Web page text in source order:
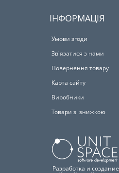
ІНФОРМАЦІЯ
Умови згоди
Зв'язатися з нами
Повернення товару
Карта сайту
Виробники
Товари зі знижкою
Разработка и создание